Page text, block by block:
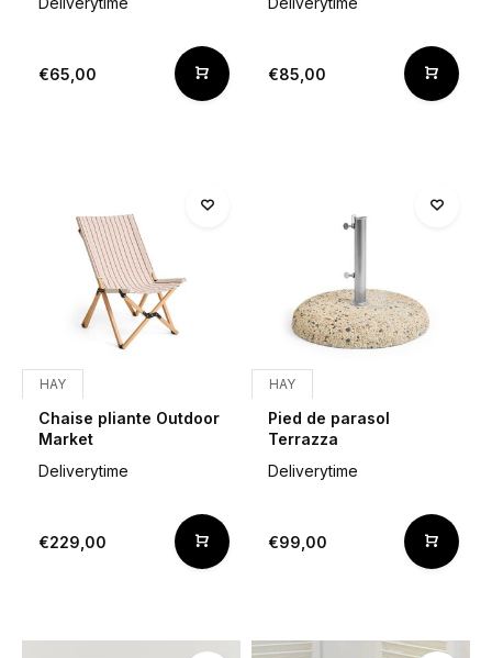
€65,00 €85,00
HAY
Chaise pliante Outdoor
Market
Deliverytime
€229,00
HAY
Pied de parasol
Terrazza
Deliverytime
€99,00